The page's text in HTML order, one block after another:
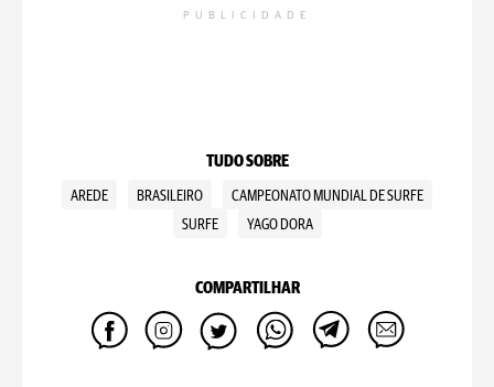
PUBLICIDADE
TUDO SOBRE
AREDE BRASILEIRO
CAMPEONATO MUNDIAL DE SURFE
SURFE
YAGO DORA
COMPARTILHAR